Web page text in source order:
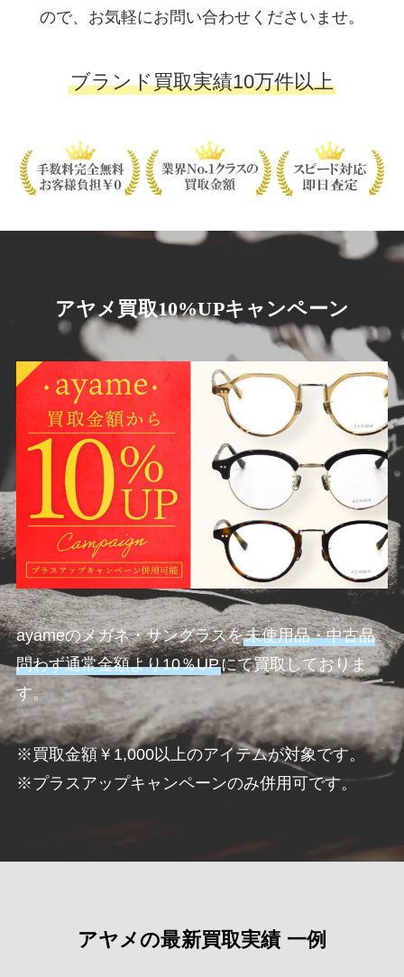
ので、お気軽にお問い合わせくださいませ。
ブランド買取実績10万件以上
アヤメ買取10%UPキャンペーン
ayameのメガネ・サングラスを未使用品・中古品
問わず通常金額より10％UPにて買取しておりま
す。
※買取金額￥1,000以上のアイテムが対象です。
※プラスアップキャンペーンのみ併用可です。
アヤメの最新買取実績 一例